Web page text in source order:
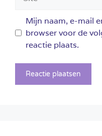
Mijn naam, e-mail
browser voor de
reactie plaats.